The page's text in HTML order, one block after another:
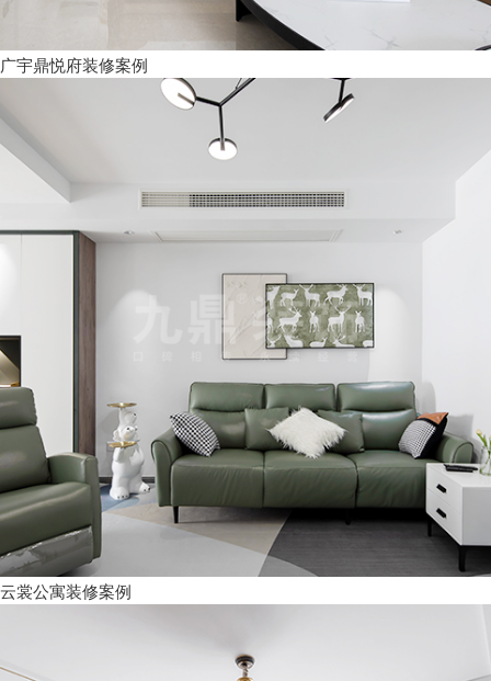
广宇鼎悦府装修案例
云裳公寓装修案例